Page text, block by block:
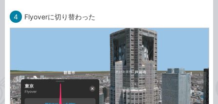
4 Flyoverに切り替わった